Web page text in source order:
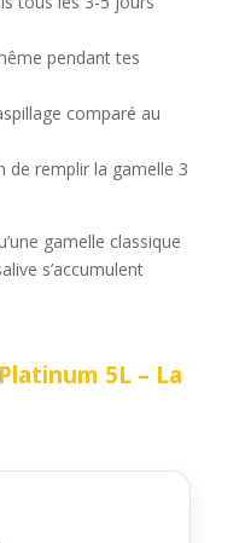
pendant tes
comparé au
de remplir la gamelle 3
gamelle classique
s’accumulent
5L – La